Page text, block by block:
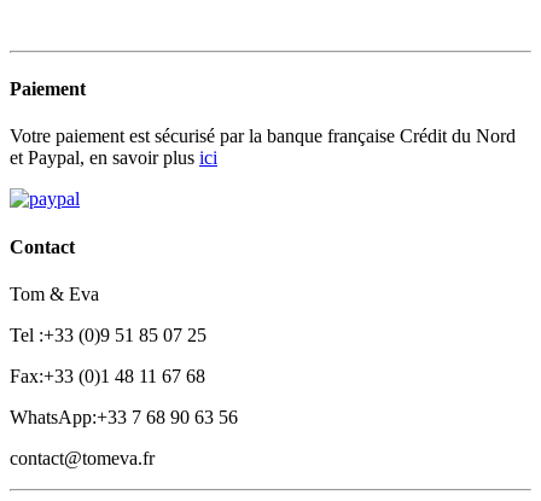
Paiement
Votre paiement est sécurisé par la banque française Crédit du Nord
et Paypal, en savoir plus ici
Contact
Tom & Eva
Tel :+33 (0)9 51 85 07 25
Fax:+33 (0)1 48 11 67 68
WhatsApp:+33 7 68 90 63 56
contact@tomeva.fr